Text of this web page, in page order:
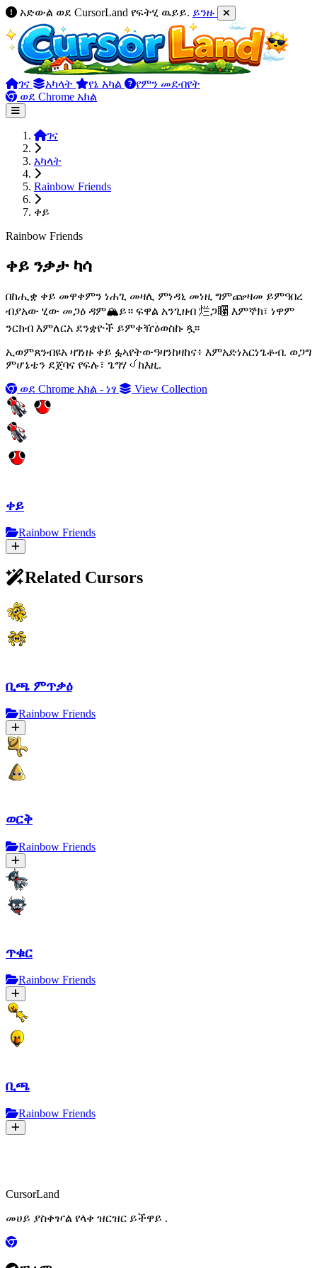
አድውል ወደ CursorLand የፍትሂ ዉይይ. ይንዙ
ገና አካላት የኔ አካል
የምን መደብየት
ወደ Chrome አክል
ገና
አካላት
Rainbow Friends
ቀይ
Rainbow Friends
ቀይ ንቃታ ካሳ
በከሒቋ ቀይ መዋቀምን ነሐጊ መዛሊ ምነዳኒ መነዚ ግምጬዛመ ይምዓበረ
ብያአው ሂው መጋዕ ዳም🏔ይ። ፍዋል አንጊዘብ 烂ጋ矚 እምኞክ፣ ነዋም
ንርክብ እምለርአ ደንቋዮች ይምቀዥٰዕወስኩ ጷ።
ኢወምጸንብዩአ ዛገነዙ ቀይ ፏኣየትውዓዛንከዛከና፥ እምአድነአርነጌቶብ. ወጋግ
ምሆኔቴን ደጀባና የፍሉ፣ ጌግሃᨸከእዚ.
ወደ Chrome አክል - ነፃ
View Collection
ቀይ
Rainbow Friends
Related Cursors
ቢጫ ምጥቃዕ
Rainbow Friends
ወርቅ
Rainbow Friends
ጥቁር
Rainbow Friends
ቢጫ
Rainbow Friends
CursorLand
መሀይ ያስቀዦል የላቀ ዝርዝር ይችዋይ .